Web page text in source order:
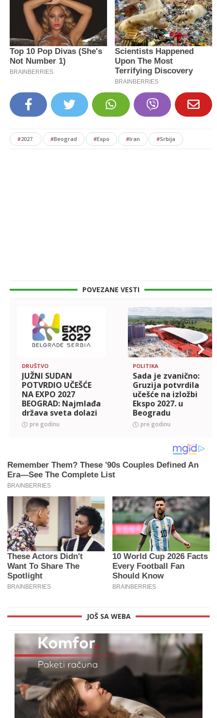
#2027. #Beograd #Expo #Iran #Srbija
POVEZANE VESTI
DRUŠTVO
JUŽNI SUDAN
POTVRDIO UČEŠĆE
NA EXPO 2027
BEOGRAD: Najmlađa
država sveta dolazi
na Specijalizovanu
izložbu
pre godinu
POLITIKA
Sada je zvanično:
Gruzija potvrdila
učešće na izložbi
Ekspo 2027. u
Beogradu
pre godinu
JOŠ SA WEBA